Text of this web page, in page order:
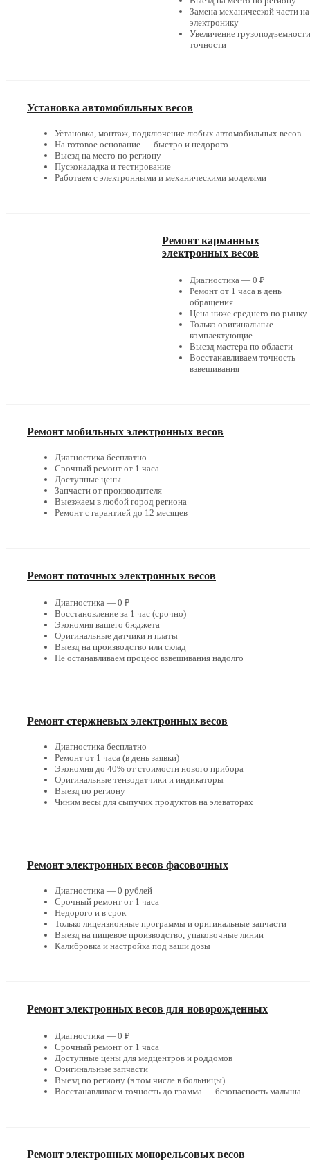
Замена механической части на
электронику
Увеличение
точности
Установка автомобильных весов
Установка, монтаж, подключение любых автомобильных весов
На готовое основание — быстро и недорого
Выезд на место по региону
Пусконаладка и тестирование
Работаем с электронными и механическими моделями
Ремонт карманных
электронных весов
Диагностика — 0 ₽
Ремонт от 1 часа в день
обращения
Цена ниже среднего по рынку
Только оригинальные
комплектующие
Выезд мастера по области
Восстанавливаем точность
взвешивания
Ремонт мобильных электронных весов
Диагностика бесплатно
Срочный ремонт от 1 часа
Доступные цены
Запчасти от производителя
Выезжаем в любой город региона
Ремонт с гарантией до 12 месяцев
Ремонт поточных электронных весов
Диагностика — 0 ₽
Восстановление за 1 час (срочно)
Экономия вашего бюджета
Оригинальные датчики и платы
Выезд на производство или склад
Не останавливаем процесс взвешивания надолго
Ремонт стержневых электронных весов
Диагностика бесплатно
Ремонт от 1 часа (в день заявки)
Экономия до 40% от стоимости нового прибора
Оригинальные тензодатчики и индикаторы
Выезд по региону
Чиним весы для сыпучих продуктов на элеваторах
Ремонт электронных весов фасовочных
Диагностика — 0 рублей
Срочный ремонт от 1 часа
Недорого и в срок
Только лицензионные программы и оригинальные запчасти
Выезд на пищевое производство, упаковочные линии
Калибровка и настройка под ваши дозы
Ремонт электронных весов для новорожденных
Диагностика — 0 ₽
Срочный ремонт от 1 часа
Доступные цены для медцентров и роддомов
Оригинальные запчасти
Выезд по региону (в том числе в больницы)
Восстанавливаем точность до грамма — безопасность малыша
Ремонт электронных монорельсовых весов